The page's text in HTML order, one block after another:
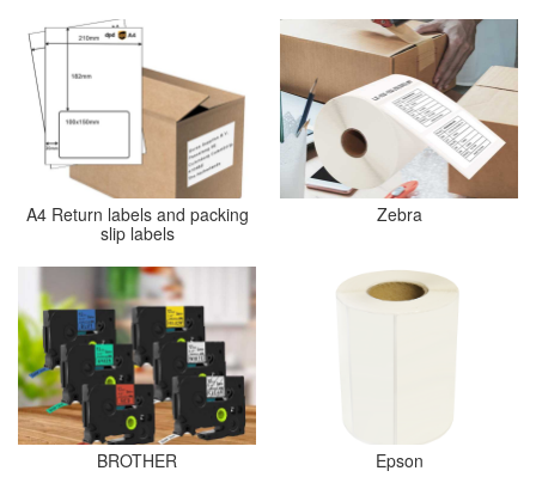
A4 Return labels and packing
slip labels
Zebra
BROTHER Epson